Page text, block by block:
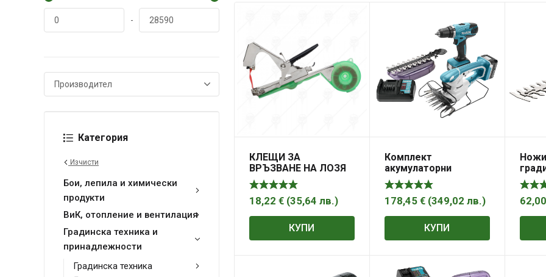
-
Категория
Изчисти
Бои, лепила и химически
продукти
ВиК, отопление и вентилация
Градинска техника и
принадлежности
Градинска техника
КЛЕЩИ ЗА
ВРЪЗВАНЕ НА ЛОЗЯ
PREMIUM
18,22 € (35,64 лв.)
КУПИ
Комплект
акумулаторни
инструменти Makita
DF347D, UM165D, 14.4
V, 1.3 Ah
178,45 € (349,02 лв.)
КУПИ
80
62,00